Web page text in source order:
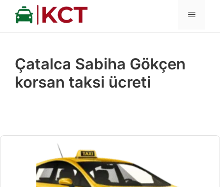
İçeriğe
MENÜ
Çatalca Sabiha Gökçen
korsan taksi ücreti